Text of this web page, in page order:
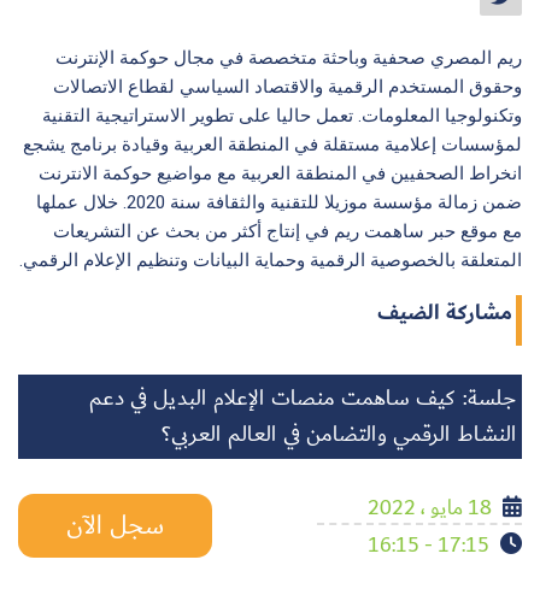
ريم المصري صحفية وباحثة متخصصة في مجال حوكمة الإنترنت
وحقوق المستخدم الرقمية والاقتصاد السياسي لقطاع الاتصالات
وتكنولوجيا المعلومات. تعمل حاليا على تطوير الاستراتيجية التقنية
لمؤسسات إعلامية مستقلة في المنطقة العربية وقيادة برنامج يشجع
انخراط الصحفيين في المنطقة العربية مع مواضيع حوكمة الانترنت
ضمن زمالة مؤسسة موزيلا للتقنية والثقافة سنة 2020. خلال عملها
مع موقع حبر ساهمت ريم في إنتاج أكثر من بحث عن التشريعات
المتعلقة بالخصوصية الرقمية وحماية البيانات وتنظيم الإعلام الرقمي.
مشاركة الضيف
جلسة: كيف ساهمت منصات الإعلام البديل في دعم
النشاط الرقمي والتضامن في العالم العربي؟
18 مايو ، 2022
17:15 - 16:15
سجل الآن